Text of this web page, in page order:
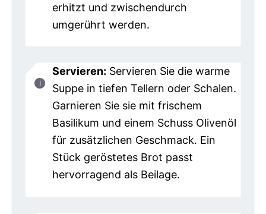
erhitzt und zwischendurch
umgerührt werden.
Servieren: Servieren Sie die warme
Suppe in tiefen Tellern oder Schalen.
Garnieren Sie sie mit frischem
Basilikum und einem Schuss Olivenöl
für zusätzlichen Geschmack. Ein
Stück geröstetes Brot passt
hervorragend als Beilage.